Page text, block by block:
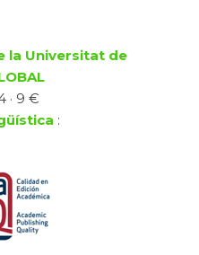
la Universitat de
· 9 €
: